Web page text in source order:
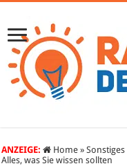
ANZEIGE: Home » Sonstiges
Alles, was Sie wissen sollten